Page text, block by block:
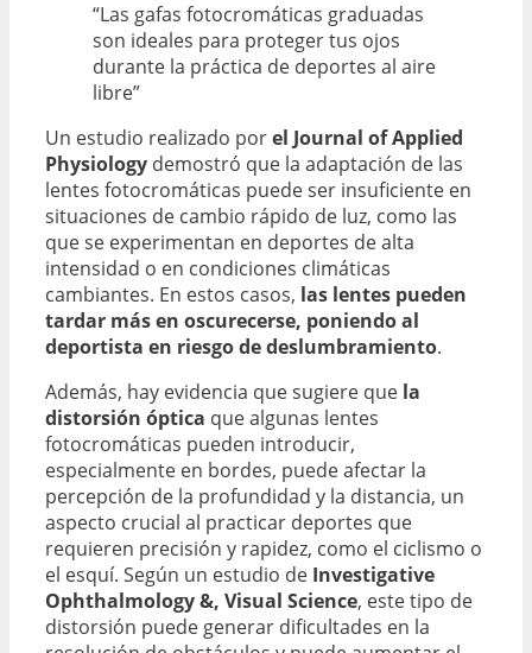
“Las gafas fotocromáticas graduadas
son ideales para proteger tus ojos
durante la práctica de deportes al aire
libre”
Un estudio realizado porel Journal of Applied
Physiology demostró que la adaptación de las
lentes fotocromáticas puede ser insuficiente en
situaciones de cambio rápido de luz, como las
que se experimentan en deportes de alta
intensidad o en condiciones climáticas
cambiantes. En estos casos, las lentes pueden
tardar más en oscurecerse, poniendo al
deportista en riesgo de deslumbramiento.
Además, hay evidencia que sugiere que la
distorsión óptica que algunas lentes
fotocromáticas pueden introducir,
especialmente en bordes, puede afectar la
percepción de la profundidad y la distancia, un
aspecto crucial al practicar deportes que
requieren precisión y rapidez, como el ciclismo o
el esquí. Según un estudio de Investigative
Ophthalmology &, Visual Science, este tipo de
distorsión puede generar dificultades en la